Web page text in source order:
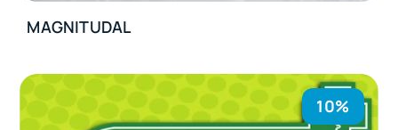
MAGNITUDAL
10%